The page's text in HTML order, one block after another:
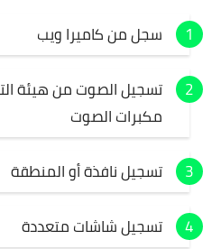
سجل من كاميرا ويب
تسجيل الصوت من هيئة
مكبرات الصوت
تسجيل نافذة أو المنطقة
تسجيل شاشات متعددة